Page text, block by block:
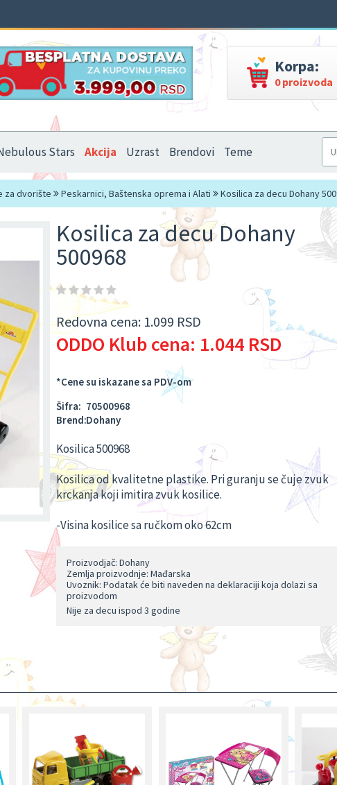
Korpa:
0 proizvoda
Stars Akcija Uzrast Brendovi Teme
za dvorište Peskarnici, Baštenska oprema i Alati Kosilica za decu Dohany
Kosilica za decu Dohany
500968
Redovna cena: 1.099 RSD
ODDO Klub cena: 1.044 RSD
*Cene su iskazane sa PDV-om
Šifra: 70500968
Brend:Dohany
Kosilica 500968
Kosilica od kvalitetne plastike. Pri guranju se čuje zvuk
krckanja koji imitira zvuk kosilice.
-Visina kosilice sa ručkom oko 62cm
Proizvodjač: Dohany
Zemlja proizvodnje: Mađarska
Uvoznik: Podatak će biti naveden na deklaraciji koja dolazi sa
proizvodom
Nije za decu ispod 3 godine